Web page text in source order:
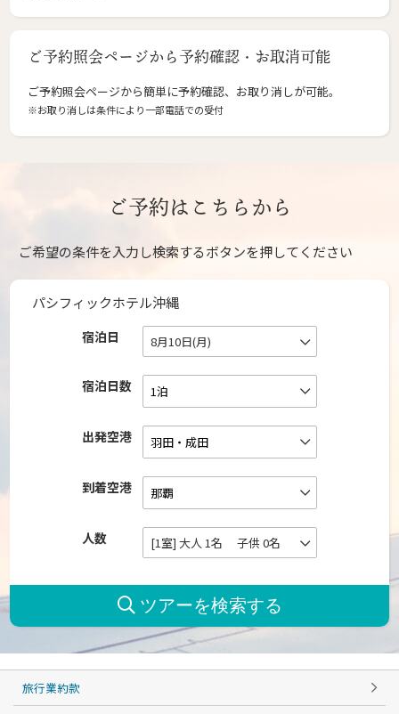
ご予約照会ページから予約確認・お取消可能
ご予約照会ページから簡単に予約確認、お取り消しが可能。
※お取り消しは条件により一部電話での受付
ご予約はこちらから
ご希望の条件を入力し検索するボタンを押してください
パシフィックホテル沖縄
宿泊日 8月10日(月)
宿泊日数
出発空港
到着空港
人数 [1室] 大人 1名 子供 0名
旅行業約款